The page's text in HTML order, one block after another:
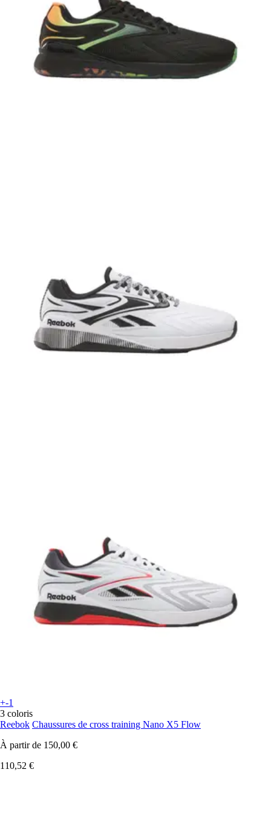
+-1
3 coloris
Reebok Chaussures de cross training Nano X5 Flow
À partir de 150,00 €
110,52 €